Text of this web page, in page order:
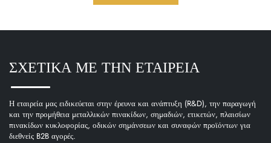
ΣΧΕΤΙΚΑ ΜΕ ΤΗΝ ΕΤΑΙΡΕΙΑ
Η εταιρεία μας ειδικεύεται στην έρευνα και ανάπτυξη (R&D), την παραγωγή
και την προμήθεια μεταλλικών πινακίδων, σημαδιών, ετικετών, πλαισίων
πινακίδων κυκλοφορίας, οδικών σημάνσεων και συναφών προϊόντων για
διεθνείς B2B αγορές.